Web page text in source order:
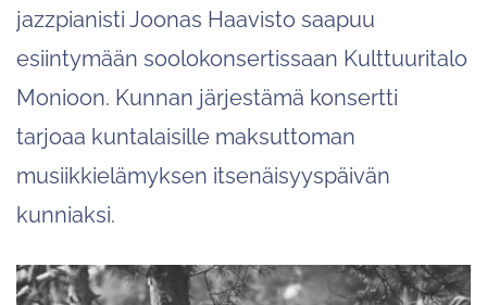
jazzpianisti Joonas Haavisto saapuu
esiintymään soolokonsertissaan Kulttuuritalo
Monioon. Kunnan järjestämä konsertti
tarjoaa kuntalaisille maksuttoman
musiikkielämyksen itsenäisyyspäivän
kunniaksi.